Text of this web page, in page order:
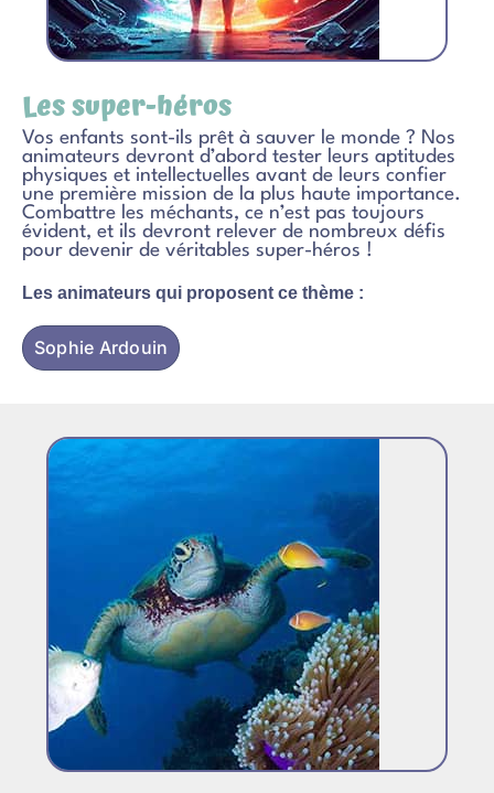
Les super-héros
Vos enfants sont-ils prêt à sauver le monde ? Nos
animateurs devront d’abord tester leurs aptitudes
physiques et intellectuelles avant de leurs confier
une première mission de la plus haute importance.
Combattre les méchants, ce n’est pas toujours
évident, et ils devront relever de nombreux défis
pour devenir de véritables super-héros !
Les animateurs qui proposent ce thème :
Sophie Ardouin